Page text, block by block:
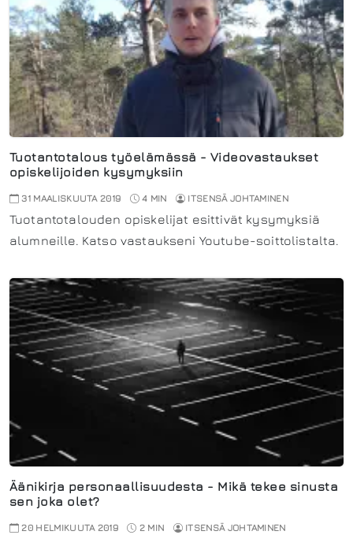
Tuotantotalous työelämässä - Videovastaukset
opiskelijoiden kysymyksiin
31 MAALISKUUTA 2019 4 MIN ITSENSÄ JOHTAMINEN
Tuotantotalouden opiskelijat esittivät kysymyksiä
alumneille. Katso vastaukseni Youtube-soittolistalta.
Äänikirja personaallisuudesta - Mikä tekee sinusta
sen joka olet?
20 HELMIKUUTA 2019 2 MIN ITSENSÄ JOHTAMINEN